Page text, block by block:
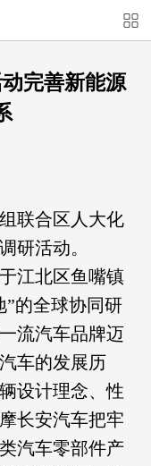
条 热点新闻
中 美图集
直播回看
完善新能源
联合区人大化
研活动。
江北区鱼嘴镇
”的全球协同研
流汽车品牌迈
车的发展历
设计理念、性
长安汽车把牢
汽车零部件产